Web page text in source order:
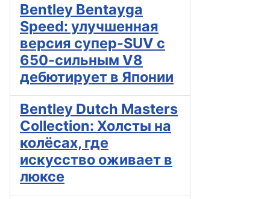
Bentley Bentayga
Speed: улучшенная
версия супер-SUV с
650-сильным V8
дебютирует в Японии
Bentley Dutch Masters
Collection: Холсты на
колёсах, где
искусство оживает в
люксе